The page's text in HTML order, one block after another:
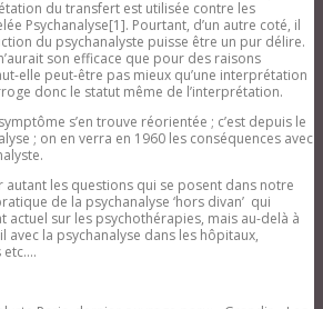
du transfert est utilisée contre les
Psychanalyse[1]. Pourtant, d’un autre coté, il
du psychanalyste puisse être un pur délire.
son efficace que pour des raisons
elle peut-être pas mieux qu’une interprétation
donc le statut même de l’interprétation.
s’en trouve réorientée ; c’est depuis le
; on en verra en 1960 les conséquences avec
autant les questions qui se posent dans notre
de la psychanalyse ‘hors divan’ qui
actuel sur les psychothérapies, mais au-delà à
la psychanalyse dans les hôpitaux,
etc….